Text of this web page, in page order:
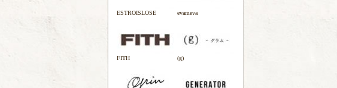
ESTROISLOSE evameva
FITH (g)